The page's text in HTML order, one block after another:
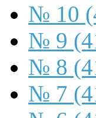
№ 10
№ 9
№ 8
№ 7